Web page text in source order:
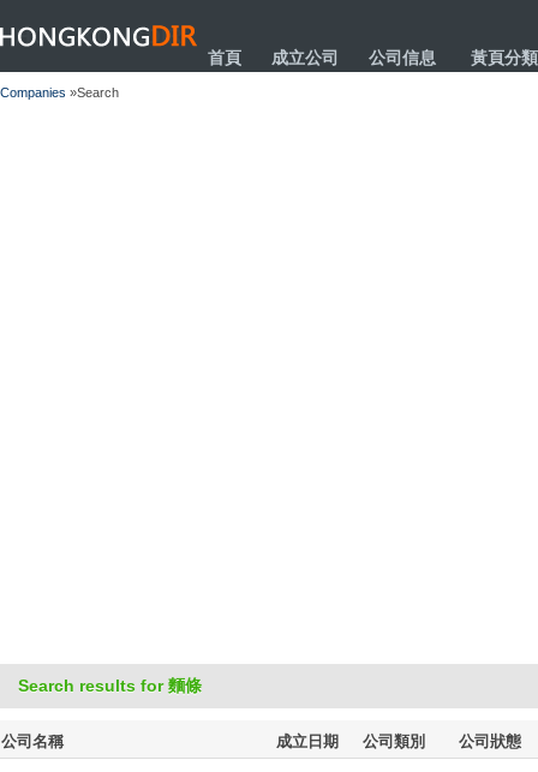
HONGKONGDIR
首頁 成立公司 公司信息 黃頁分類
Companies »Search
Search results for 麵條
公司名稱 成立日期 公司類別 公司狀態